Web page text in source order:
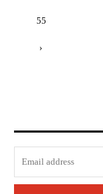
55
›